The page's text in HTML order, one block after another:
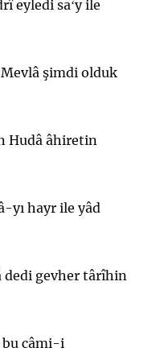
eyledi saʻy ile
şimdi olduk
Hudâ âhiretin
yı hayr ile yâd
dedi gevher târîhin
bu câmi-i